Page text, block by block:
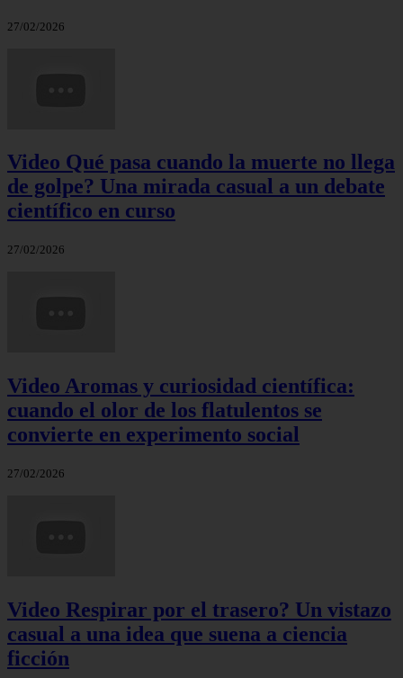
27/02/2026
Video Qué pasa cuando la muerte no llega
de golpe? Una mirada casual a un debate
científico en curso
27/02/2026
Video Aromas y curiosidad científica:
cuando el olor de los flatulentos se
convierte en experimento social
27/02/2026
Video Respirar por el trasero? Un vistazo
casual a una idea que suena a ciencia
ficción